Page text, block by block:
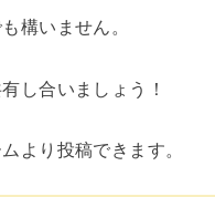
構いません。
し合いましょう！
より投稿できます。